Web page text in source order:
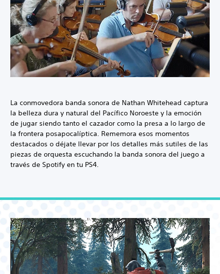
La conmovedora banda sonora de Nathan Whitehead captura
la belleza dura y natural del Pacífico Noroeste y la emoción
de jugar siendo tanto el cazador como la presa a lo largo de
la frontera posapocalíptica. Rememora esos momentos
destacados o déjate llevar por los detalles más sutiles de las
piezas de orquesta escuchando la banda sonora del juego a
través de Spotify en tu PS4.